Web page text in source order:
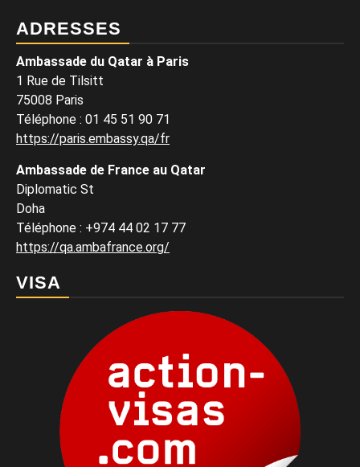
ADRESSES
Ambassade du Qatar à Paris
1 Rue de Tilsitt
75008 Paris
Téléphone : 01 45 51 90 71
https://paris.embassy.qa/fr
Ambassade de France au Qatar
Diplomatic St
Doha
Téléphone : +974 44 02 17 77
https://qa.ambafrance.org/
VISA